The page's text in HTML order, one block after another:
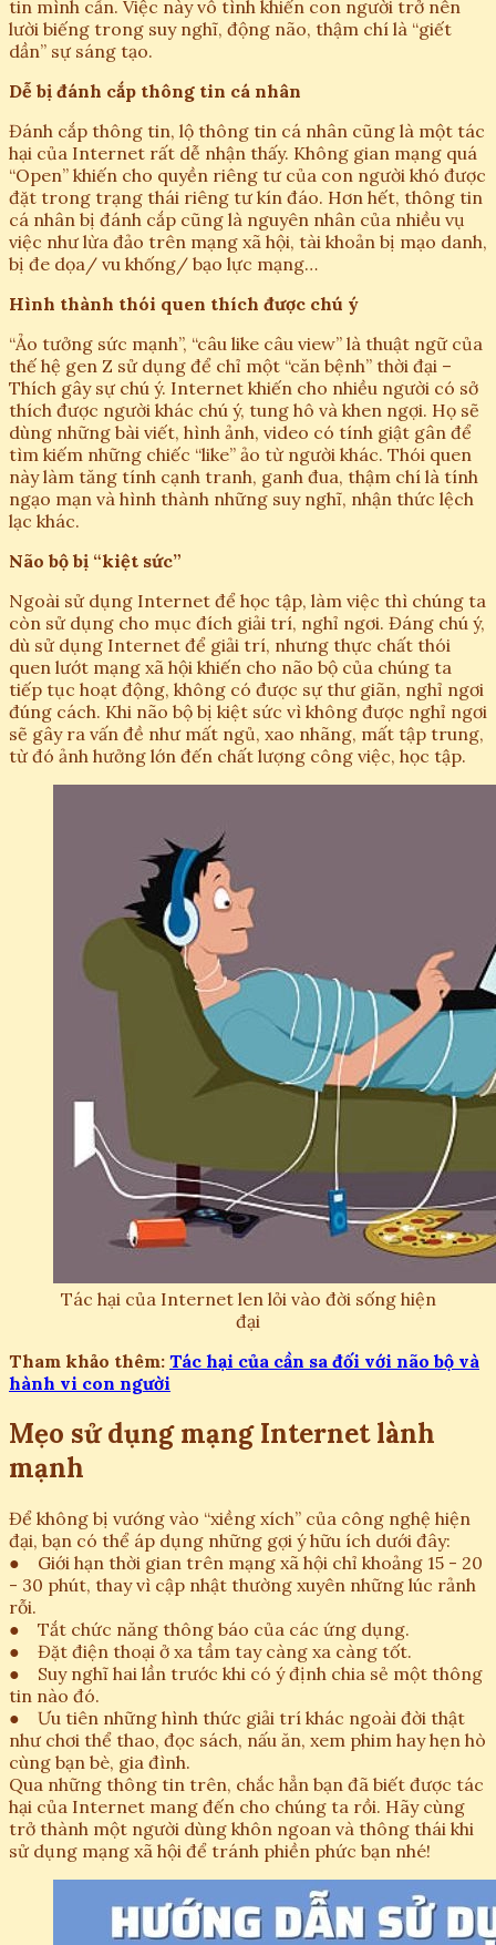
tin mình cần. Việc này vô tình khiến con người trở nên
lười biếng trong suy nghĩ, động não, thậm chí là “giết
dần” sự sáng tạo.
Dễ bị đánh cắp thông tin cá nhân
Đánh cắp thông tin, lộ thông tin cá nhân cũng là một tác
hại của Internet rất dễ nhận thấy. Không gian mạng quá
“Open” khiến cho quyền riêng tư của con người khó được
đặt trong trạng thái riêng tư kín đáo. Hơn hết, thông tin
cá nhân bị đánh cắp cũng là nguyên nhân của nhiều vụ
việc như lừa đảo trên mạng xã hội, tài khoản bị mạo danh,
bị đe dọa/ vu khống/ bạo lực mạng…
Hình thành thói quen thích được chú ý
“Ảo tưởng sức mạnh”, “câu like câu view” là thuật ngữ của
thế hệ gen Z sử dụng để chỉ một “căn bệnh” thời đại –
Thích gây sự chú ý. Internet khiến cho nhiều người có sở
thích được người khác chú ý, tung hô và khen ngợi. Họ sẽ
dùng những bài viết, hình ảnh, video có tính giật gân để
tìm kiếm những chiếc “like” ảo từ người khác. Thói quen
này làm tăng tính cạnh tranh, ganh đua, thậm chí là tính
ngạo mạn và hình thành những suy nghĩ, nhận thức lệch
lạc khác.
Não bộ bị “kiệt sức”
Ngoài sử dụng Internet để học tập, làm việc thì chúng ta
còn sử dụng cho mục đích giải trí, nghỉ ngơi. Đáng chú ý,
dù sử dụng Internet để giải trí, nhưng thực chất thói
quen lướt mạng xã hội khiến cho não bộ của chúng ta
tiếp tục hoạt động, không có được sự thư giãn, nghỉ ngơi
đúng cách. Khi não bộ bị kiệt sức vì không được nghỉ ngơi
sẽ gây ra vấn đề như mất ngủ, xao nhãng, mất tập trung,
từ đó ảnh hưởng lớn đến chất lượng công việc, học tập.
Tác hại của Internet len lỏi vào đời sống hiện
đại
Tham khảo thêm: Tác hại của cần sa đối với não bộ và
hành vi con người
Mẹo sử dụng mạng Internet lành
mạnh
Để không bị vướng vào “xiềng xích” của công nghệ hiện
đại, bạn có thể áp dụng những gợi ý hữu ích dưới đây:
● Giới hạn thời gian trên mạng xã hội chỉ khoảng 15 - 20
- 30 phút, thay vì cập nhật thường xuyên những lúc rảnh
rỗi.
● Tắt chức năng thông báo của các ứng dụng.
● Đặt điện thoại ở xa tầm tay càng xa càng tốt.
● Suy nghĩ hai lần trước khi có ý định chia sẻ một thông
tin nào đó.
● Ưu tiên những hình thức giải trí khác ngoài đời thật
như chơi thể thao, đọc sách, nấu ăn, xem phim hay hẹn hò
cùng bạn bè, gia đình.
Qua những thông tin trên, chắc hẳn bạn đã biết được tác
hại của Internet mang đến cho chúng ta rồi. Hãy cùng
trở thành một người dùng khôn ngoan và thông thái khi
sử dụng mạng xã hội để tránh phiền phức bạn nhé!